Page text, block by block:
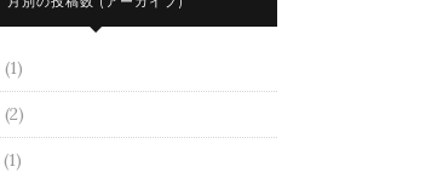
(1)
(2)
(1)